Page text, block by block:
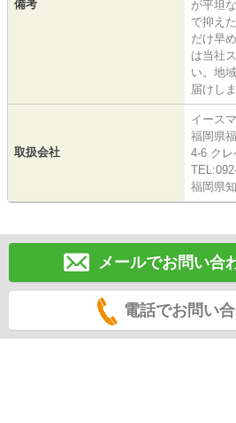
備考
が平坦
で抑え
だけ早
は当社
い。地
届けしま
取扱会社
イース
福岡県
4-6 クレ
福岡県
メールでお問い合
電話でお問い